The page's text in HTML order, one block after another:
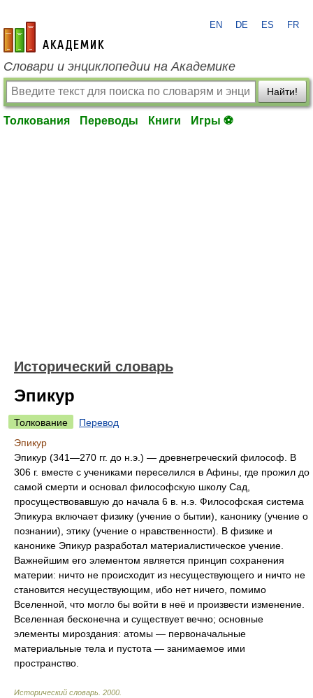
academic.ru
EN DE ES FR
Словари и энциклопедии на Академике
Найти!
Толкования Переводы Книги Игры ⚽
Исторический словарь
Эпикур
Толкование
Перевод
Эпикур
Эпикур (341—270 гг. до н.э.) — древнегреческий философ. В
306 г. вместе с учениками переселился в Афины, где прожил до
самой смерти и основал философскую школу Сад,
просуществовавшую до начала 6 в. н.э. Философская система
Эпикура включает физику (учение о бытии), канонику (учение о
познании), этику (учение о нравственности). В физике и
канонике Эпикур разработал материалистическое учение.
Важнейшим его элементом является принцип сохранения
материи: ничто не происходит из несуществующего и ничто не
становится несуществующим, ибо нет ничего, помимо
Вселенной, что могло бы войти в неё и произвести изменение.
Вселенная бесконечна и существует вечно; основные
элементы мироздания: атомы — первоначальные
материальные тела и пустота — занимаемое ими
пространство.
Исторический словарь 2000